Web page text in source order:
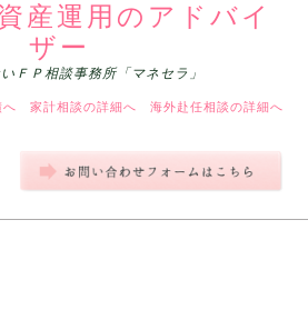
産運用のアドバイ
ザー
ＦＰ相談事務所「マネセラ」
へ 家計相談の詳細へ 海外赴任相談の詳細へ